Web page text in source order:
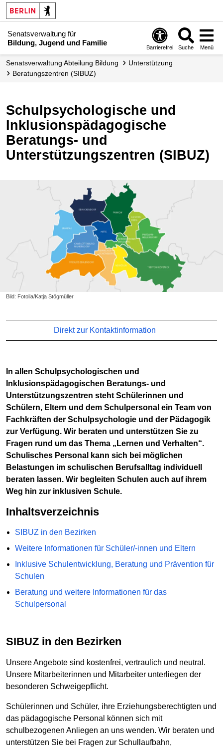
Senatsverwaltung für
Bildung, Jugend und Familie
Barrierefrei Suche Menü
Senats­verwaltung Abteilung Bildung
Unterstützung
Beratungszentren (SIBUZ)
Schulpsychologische und
Inklusionspädagogische
Beratungs- und
Unterstützungszentren (SIBUZ)
Bild: Fotolia/Katja Stögmüller
Direkt zur Kontaktinformation
In allen Schulpsychologischen und
Inklusionspädagogischen Beratungs- und
Unterstützungszentren steht Schülerinnen und
Schülern, Eltern und dem Schulpersonal ein Team von
Fachkräften der Schulpsychologie und der Pädagogik
zur Verfügung. Wir beraten und unterstützen Sie zu
Fragen rund um das Thema „Lernen und Verhalten“.
Schulisches Personal kann sich bei möglichen
Belastungen im schulischen Berufsalltag individuell
beraten lassen. Wir begleiten Schulen auch auf ihrem
Weg hin zur inklusiven Schule.
Inhaltsverzeichnis
SIBUZ in den Bezirken
Weitere Informationen für Schüler/-innen und Eltern
Inklusive Schulentwicklung, Beratung und Prävention für
Schulen
Beratung und weitere Informationen für das
Schulpersonal
SIBUZ in den Bezirken
Unsere Angebote sind kostenfrei, vertraulich und neutral.
Unsere Mitarbeiterinnen und Mitarbeiter unterliegen der
besonderen Schweigepflicht.
Schülerinnen und Schüler, ihre Erziehungsberechtigten und
das pädagogische Personal können sich mit
schulbezogenen Anliegen an uns wenden. Wir beraten und
unterstützen Sie bei Fragen zur Schullaufbahn,